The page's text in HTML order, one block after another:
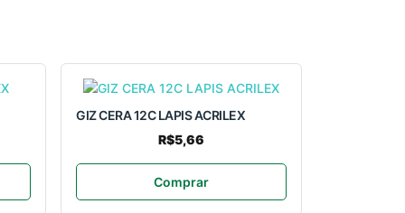
GIZ CERA 12C LAPIS ACRILEX
R$5,66
Comprar